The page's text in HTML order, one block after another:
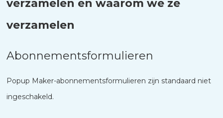
verzamelen en waarom we ze
verzamelen
Abonnementsformulieren
Popup Maker-abonnementsformulieren zijn standaard niet
ingeschakeld.